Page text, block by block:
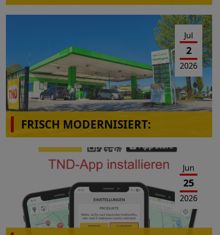
Jul
2
2026
FRISCH MODERNISIERT:
Das Tank-Center Mettingen präsentiert sich im
neuen Look!
Jun
25
2026